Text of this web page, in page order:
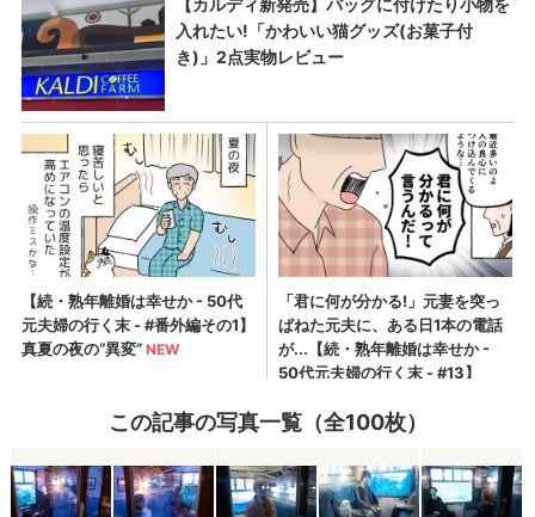
この記事の写真一覧（全100枚）